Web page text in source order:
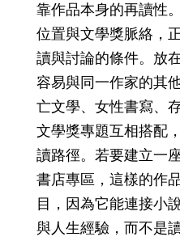
靠作品本身的再讀性
位置與文學獎脈絡，
讀與討論的條件。放
容易與同一作家的其
亡文學、女性書寫、
文學獎專題互相搭配
讀路徑。若要建立一
書店專區，這樣的作
目，因為它能連接小
與人生經驗，而不是